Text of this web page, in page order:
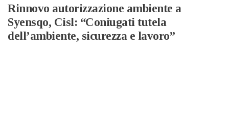
Rinnovo autorizzazione ambiente a
Syensqo, Cisl: “Coniugati tutela
dell’ambiente, sicurezza e lavoro”